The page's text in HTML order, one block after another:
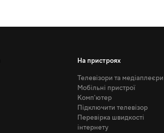
На пристроях
Телевізори та медіаплеєри
Мобільні пристрої
Комп'ютер
Підключити телевізор
Перевірка швидкості
інтернету